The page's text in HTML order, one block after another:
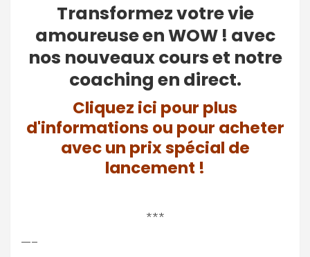
Transformez votre vie
amoureuse en WOW ! avec
nos nouveaux cours et notre
coaching en direct.
Cliquez ici pour plus
d'informations ou pour acheter
avec un prix spécial de
lancement !
***
—–